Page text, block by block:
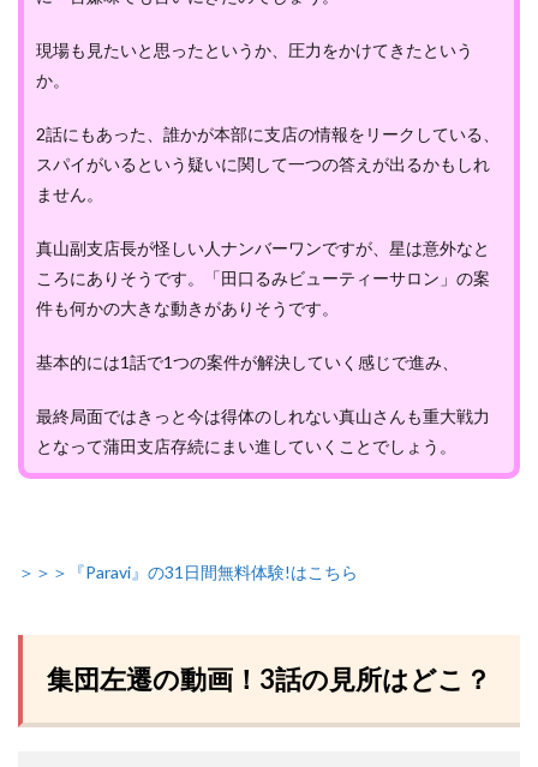
現場も見たいと思ったというか、圧力をかけてきたという
か。
2話にもあった、誰かが本部に支店の情報をリークしている、
スパイがいるという疑いに関して一つの答えが出るかもしれ
ません。
真山副支店長が怪しい人ナンバーワンですが、星は意外なと
ころにありそうです。「田口るみビューティーサロン」の案
件も何かの大きな動きがありそうです。
基本的には1話で1つの案件が解決していく感じで進み、
最終局面ではきっと今は得体のしれない真山さんも重大戦力
となって蒲田支店存続にまい進していくことでしょう。
＞＞＞『Paravi』の31日間無料体験!はこちら
集団左遷の動画！3話の見所はどこ？